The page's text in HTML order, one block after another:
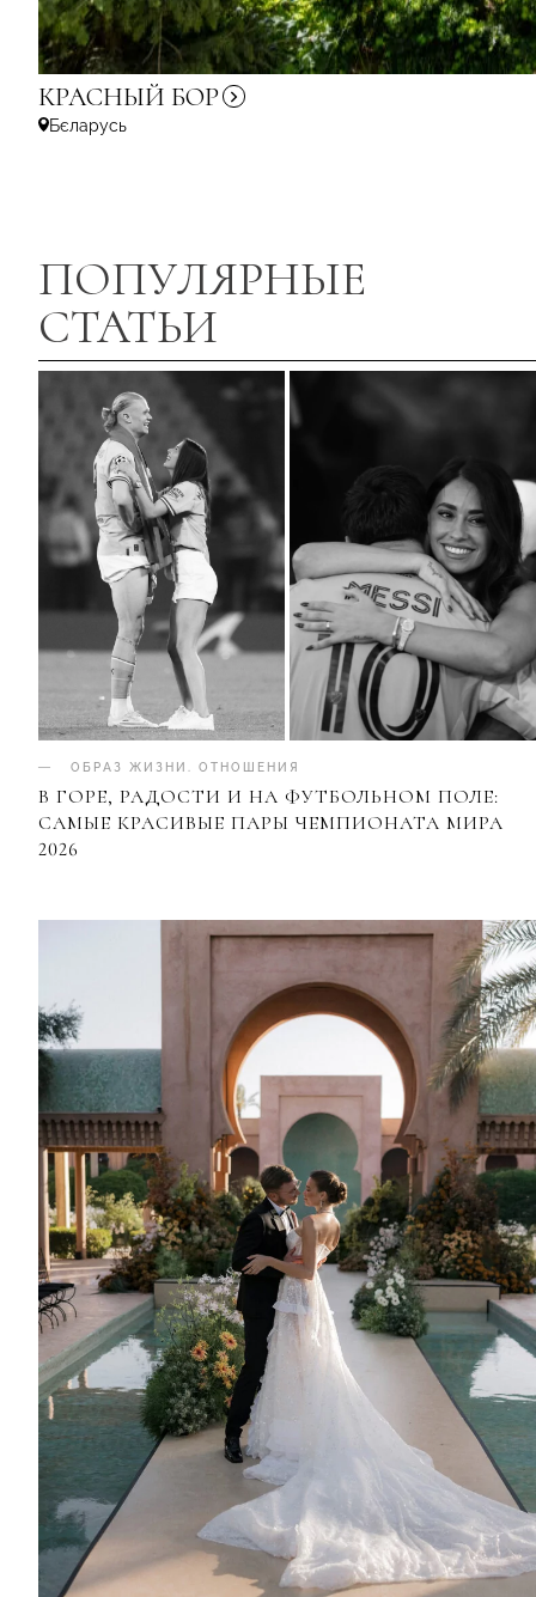
КРАСНЫЙ БОР
Бєларусь
ПОПУЛЯРНЫЕ
СТАТЬИ
ОБРАЗ ЖИЗНИ ОТНОШЕНИЯ
В ГОРЕ, РАДОСТИ И НА ФУТБОЛЬНОМ ПОЛЕ:
САМЫЕ КРАСИВЫЕ ПАРЫ ЧЕМПИОНАТА МИРА
2026